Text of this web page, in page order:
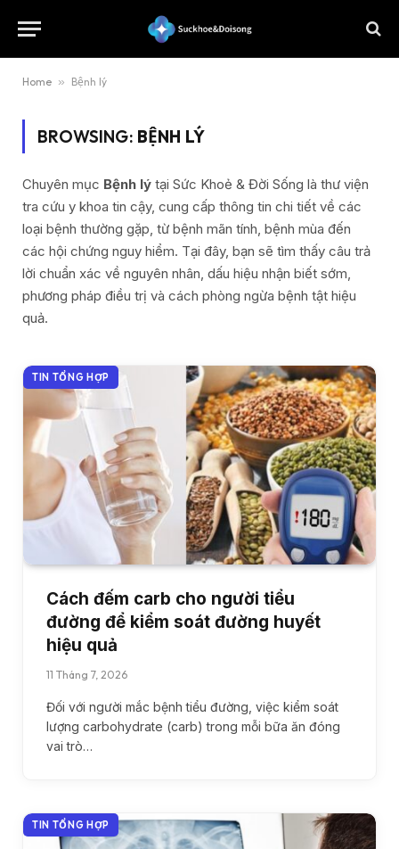
Home » Bệnh lý
BROWSING: BỆNH LÝ
Chuyên mục Bệnh lý tại Sức Khoẻ & Đời Sống là thư viện
tra cứu y khoa tin cậy, cung cấp thông tin chi tiết về các
loại bệnh thường gặp, từ bệnh mãn tính, bệnh mùa đến
các hội chứng nguy hiểm. Tại đây, bạn sẽ tìm thấy câu trả
lời chuẩn xác về nguyên nhân, dấu hiệu nhận biết sớm,
phương pháp điều trị và cách phòng ngừa bệnh tật hiệu
quả.
TIN TỔNG HỢP
Cách đếm carb cho người tiểu
đường để kiểm soát đường huyết
hiệu quả
11 Tháng 7, 2026
Đối với người mắc bệnh tiểu đường, việc kiểm soát
lượng carbohydrate (carb) trong mỗi bữa ăn đóng
vai trò…
TIN TỔNG HỢP